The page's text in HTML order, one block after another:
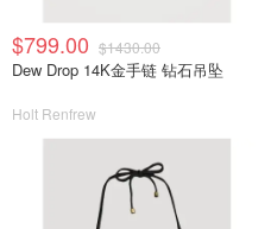
$799.00 $1430.00
Dew Drop 14K金手链 钻石吊坠
Holt Renfrew